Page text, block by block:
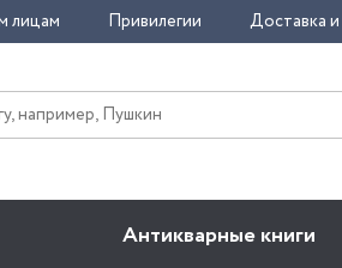
лицам Привилегии Доставка
Антикварные книги